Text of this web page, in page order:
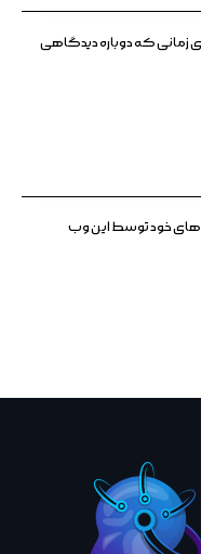
زمانی که دوباره دیدگاهی
های خود توسط این وب